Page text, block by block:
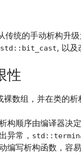
统的手动析构升
std::bit_cast, 以及
性
数组，并在类的
构顺序由编译器决
异常，
编写析构函数，容